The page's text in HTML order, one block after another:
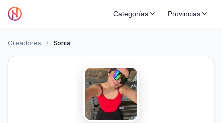
Categorías Provincias
Creadores / Sonia